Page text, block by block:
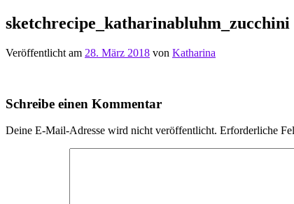
Veröffentlicht am 28. März 2018 von Katharina
Schreibe einen Kommentar
Deine E-Mail-Adresse wird nicht veröffentlicht. Erforderliche